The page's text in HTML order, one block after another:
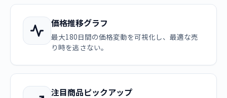
価格推移グラフ
最大180日間の価格変動を可視化し、最適な売
り時を逃さない。
注目商品ピックアップ